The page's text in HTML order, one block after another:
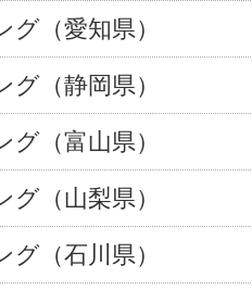
（愛知県）
（静岡県）
（富山県）
（山梨県）
（石川県）